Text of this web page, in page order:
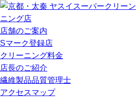
店舗のご案内
Sマーク登録店
クリーニング料金
店長のご紹介
繊維製品品質管理士
アクセスマップ